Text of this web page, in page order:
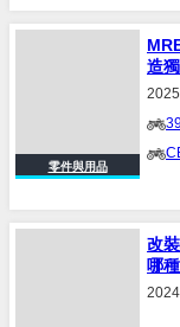
零件與用品
造
改
哪